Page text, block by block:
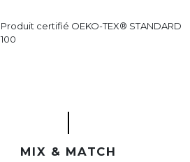
Produit certifié OEKO-TEX® STANDARD
100
MIX & MATCH